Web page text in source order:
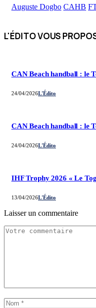
Auguste Dogbo CAHB
L'ÉDITO VOUS
CAN Beach handball : le
24/04/2026L'Édito
CAN Beach handball : le
24/04/2026L'Édito
IHF Trophy 2026 « Le
13/04/2026L'Édito
Laisser un commentaire